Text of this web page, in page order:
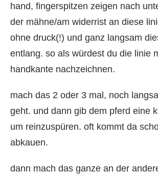
hand, fingerspitzen zeigen nach
der mähne/am widerrist an diese
ohne druck(!) und ganz langsam
entlang. so als würdest du die linie
handkante nachzeichnen.
mach das 2 oder 3 mal, noch
geht. und dann gib dem pferd eine
um reinzuspüren. oft kommt da
abkauen.
dann mach das ganze an der